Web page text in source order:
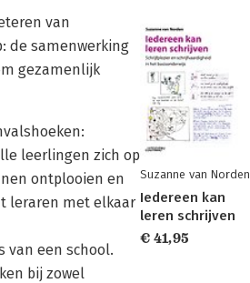
van
de samenwerking
gezamenlijk
leerlingen zich op
ontplooien en
leraren met elkaar
van een school.
bij zowel
Suzanne van Norden
Iedereen kan
leren schrijven
€ 41,95